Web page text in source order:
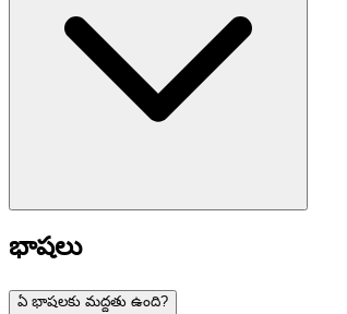
భాషలు
ఏ భాషలకు మద్దతు ఉంది?